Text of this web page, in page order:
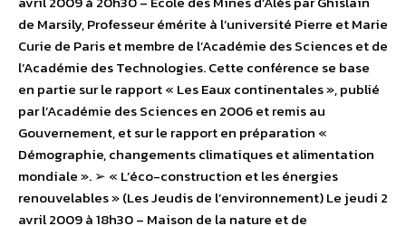
de Marsily, Professeur émérite à l’université Pierre et Marie
Curie de Paris et membre de l’Académie des Sciences et de
l’Académie des Technologies. Cette conférence se base
en partie sur le rapport « Les Eaux continentales », publié
par l’Académie des Sciences en 2006 et remis au
Gouvernement, et sur le rapport en préparation «
Démographie, changements climatiques et alimentation
mondiale ». ➢ « L’éco-construction et les énergies
renouvelables » (Les Jeudis de l’environnement) Le jeudi 2
avril 2009 à 18h30 – Maison de la nature et de